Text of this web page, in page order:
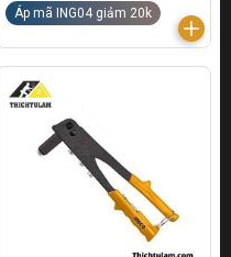
Áp mã ING04 giảm 20k